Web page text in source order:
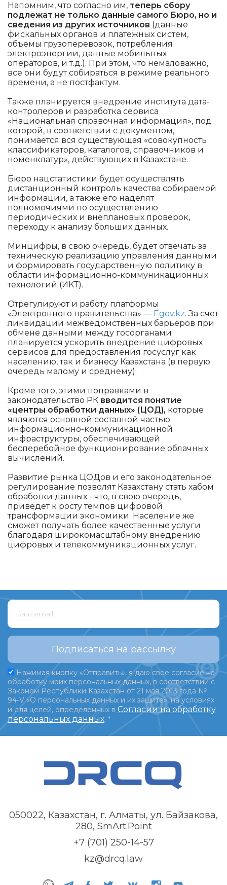
Напомним, что согласно им, теперь сбору
подлежат не только данные самого Бюро, но и
сведения из других источников (данные
фискальных органов и платежных систем,
объемы грузоперевозок, потребления
электроэнергии, данные мобильных
операторов, и т.д.). При этом, что немаловажно,
все они будут собираться в режиме реального
времени, а не постфактум.
Также планируется внедрение института дата-
контролеров и разработка сервиса
«Национальная справочная информация», под
которой, в соответствии с документом,
понимается вся существующая «совокупность
классификаторов, каталогов, справочников и
номенклатур», действующих в Казахстане.
Бюро нацстатистики будет осуществлять
дистанционный контроль качества собираемой
информации, а также его наделят
полномочиями по осуществлению
периодических и внеплановых проверок,
переходу к анализу больших данных.
Минцифры, в свою очередь, будет отвечать за
техническую реализацию управления данными
и формировать государственную политику в
области информационно-коммуникационных
технологий (ИКТ).
Отрегулируют и работу платформы
«Электронного правительства» — Egov.kz. За счет
ликвидации межведомственных барьеров при
обмене данными между госорганами
планируется ускорить внедрение цифровых
сервисов для предоставления госуслуг как
населению, так и бизнесу Казахстана (в первую
очередь малому и среднему).
Кроме того, этими поправками в
законодательство РК вводится понятие
«центры обработки данных» (ЦОД), которые
являются основной составной частью
информационно-коммуникационной
инфраструктуры, обеспечивающей
бесперебойное функционирование облачных
вычислений.
Развитие рынка ЦОДов и его законодательное
регулирование позволят Казахстану стать хабом
обработки данных - что, в свою очередь,
приведет к росту темпов цифровой
трансформации экономики. Население же
сможет получать более качественные услуги
благодаря широкомасштабному внедрению
цифровых и телекоммуникационных услуг.
Подписаться на рассылку
Нажимая кнопку «Отправить», я даю свое согласие на
обработку моих персональных данных, в соответствии с
Законом Республики Казахстан от 21 мая 2013 года №
94-V «О персональных данных и их защите», на условиях
и для целей, определенных в Согласии на обработку
персональных данных. *
050022, Казахстан, г. Алматы, ул. Байзакова,
280, SmArt.Point
+7 (701) 250-14-57
kz@drcq.law